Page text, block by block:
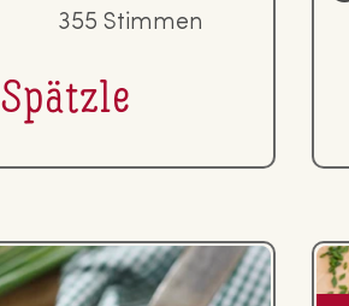
355 Stimmen
Spätzle